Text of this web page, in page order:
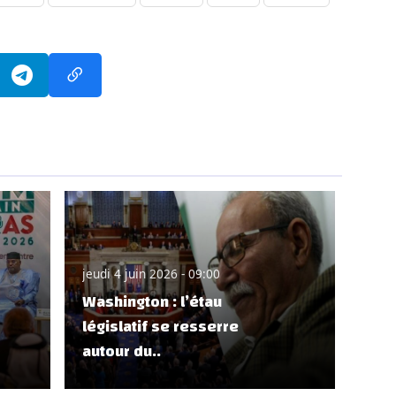
jeudi 4 juin 2026 - 09:00
Washington : l’étau
législatif se resserre
autour du..